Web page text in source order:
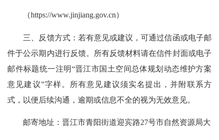
（https://www.jinjiang.gov.cn）
三、反馈方式：若有意见或建议，可通过信函或电子邮
件于公示期内进行反馈。所有反馈材料请在信件封面或电子
邮件标题统一注明“晋江市国土空间总体规划动态维护方案
意见建议”字样。所有意见建议须实名提出，并附联系方
式，以便后续沟通，逾期或信息不全的视为无效意见。
邮寄地址：晋江市青阳街道迎宾路27号市自然资源局大